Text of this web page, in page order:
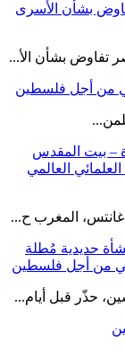
بشأن الأسرى
تفاوض بشأن الأ...
من أجل فلسطين
– بيت المقدس
العالمي
غانتس، المغرب ح...
حديدية مُطلة
من أجل فلسطين
حذّر قبل أيام...